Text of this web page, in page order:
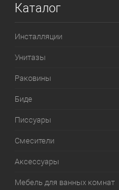
Каталог
Инсталляции
Унитазы
Раковины
Биде
Писсуары
Смесители
Аксессуары
Мебель для ванных комнат